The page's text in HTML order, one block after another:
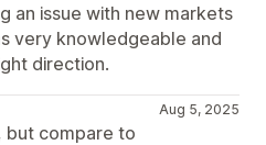
an issue with new markets
very knowledgeable and
direction.
Aug 5, 2025
but compare to